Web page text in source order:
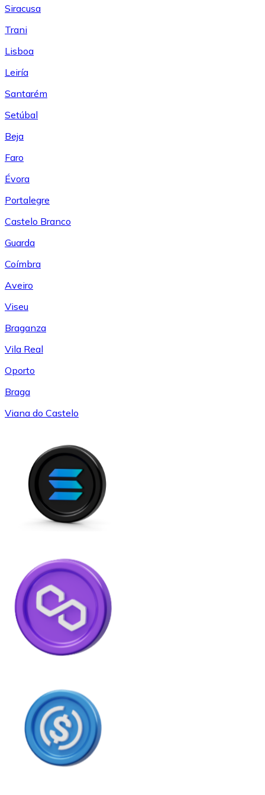
Siracusa
Trani
Lisboa
Leiría
Santarém
Setúbal
Beja
Faro
Évora
Portalegre
Castelo Branco
Guarda
Coímbra
Aveiro
Viseu
Braganza
Vila Real
Oporto
Braga
Viana do Castelo